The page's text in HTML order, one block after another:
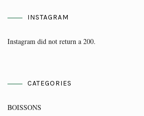
INSTAGRAM
Instagram did not return a 200.
CATEGORIES
BOISSONS